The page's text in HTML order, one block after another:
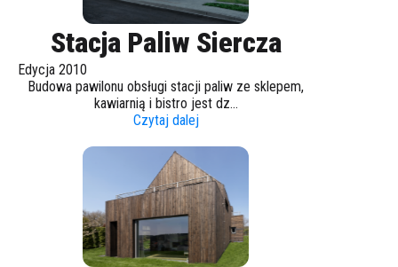
Stacja Paliw Siercza
Edycja 2010
Budowa pawilonu obsługi stacji paliw ze sklepem,
kawiarnią i bistro jest dz...
Czytaj dalej